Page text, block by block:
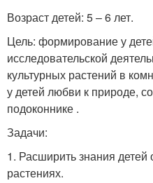
Возраст детей: 5 – 6 лет.
Цель: формирование у
исследовательской
культурных растений в
у детей любви к природе,
подоконнике .
Задачи:
1. Расширить знания детей
растениях.